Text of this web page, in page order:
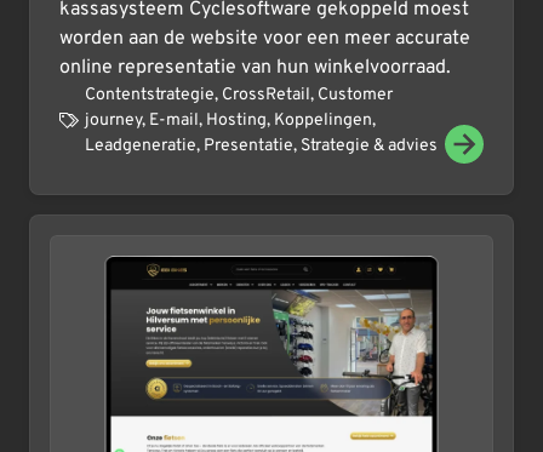
kassasysteem Cyclesoftware gekoppeld moest
worden aan de website voor een meer accurate
online representatie van hun winkelvoorraad.
Contentstrategie, CrossRetail, Customer
journey, E-mail, Hosting, Koppelingen,
Leadgeneratie, Presentatie, Strategie & advies